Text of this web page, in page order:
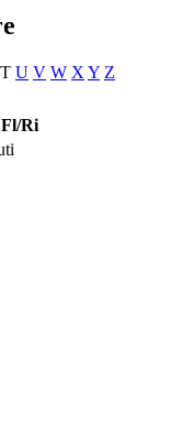
T U V W X Y Z
Ri